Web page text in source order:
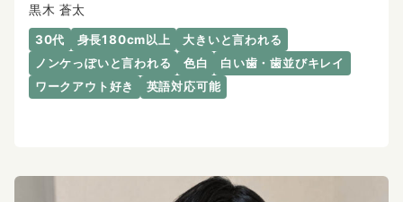
黒木 蒼太
30代 身長180cm以上
大きいと言われる
ノンケっぽいと言われる
色白
白い歯・歯並びキレイ
ワークアウト好き
英語対応可能